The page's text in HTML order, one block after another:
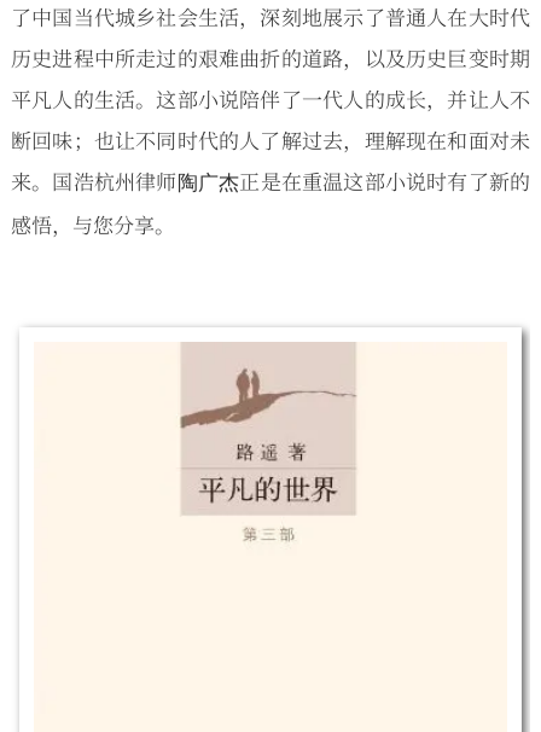
了中国当代城乡社会生活，深刻地展示了普通人在大时代
历史进程中所走过的艰难曲折的道路，以及历史巨变时期
平凡人的生活。这部小说陪伴了一代人的成长，并让人不
断回味；也让不同时代的人了解过去，理解现在和面对未
来。国浩杭州律师 陶广杰正是在重温这部小说时有了新的
感悟，与您分享。